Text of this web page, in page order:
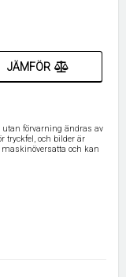
JÄMFÖR
utan förvarning ändras av
tryckfel, och bilder är
maskinöversatta och kan